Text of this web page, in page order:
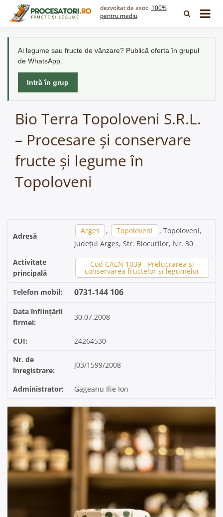
dezvoltat de asoc. 100%
pentru mediu
Ai legume sau fructe de vânzare? Publică oferta în grupul
de WhatsApp.
Intră în grup
Bio Terra Topoloveni S.R.L.
– Procesare și conservare
fructe și legume în
Topoloveni
Adresă
Argeș , Topoloveni
, Topoloveni,
județul Argeș, Str. Blocurilor, Nr. 30
Activitate
principală
Cod CAEN 1039 - Prelucrarea si
conservarea fructelor si legumelor
Telefon mobil: 0731-144 106
Data înființării
firmei:
30.07.2008
CUI:
24264530
Nr. de
înregistrare:
J03/1599/2008
Administrator: Gageanu Ilie Ion